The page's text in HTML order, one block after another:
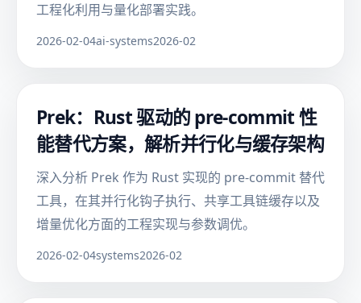
工程化利用与量化部署实践。
2026-02-04ai-systems2026-02
Prek：Rust 驱动的 pre-commit 性
能替代方案，解析并行化与缓存架构
深入分析 Prek 作为 Rust 实现的 pre-commit 替代
工具，在其并行化钩子执行、共享工具链缓存以及
增量优化方面的工程实现与参数调优。
2026-02-04systems2026-02